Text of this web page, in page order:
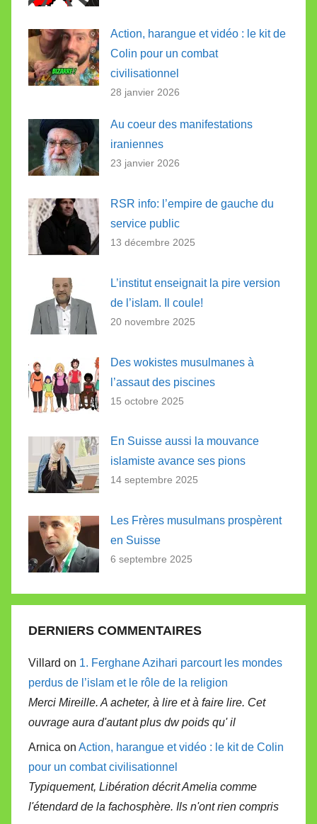
Action, harangue et vidéo : le kit de
Colin pour un combat
civilisationnel
28 janvier 2026
Au coeur des manifestations
iraniennes
23 janvier 2026
RSR info: l’empire de gauche du
service public
13 décembre 2025
L’institut enseignait la pire version
de l’islam. Il coule!
20 novembre 2025
Des wokistes musulmanes à
l’assaut des piscines
15 octobre 2025
En Suisse aussi la mouvance
islamiste avance ses pions
14 septembre 2025
Les Frères musulmans prospèrent
en Suisse
6 septembre 2025
DERNIERS COMMENTAIRES
Villard on 1. Ferghane Azihari parcourt les mondes
perdus de l’islam et le rôle de la religion
Merci Mireille. A acheter, à lire et à faire lire. Cet
ouvrage aura d'autant plus dw poids qu' il
Arnica on Action, harangue et vidéo : le kit de Colin
pour un combat civilisationnel
Typiquement, Libération décrit Amelia comme
l'étendard de la fachosphère. Ils n'ont rien compris